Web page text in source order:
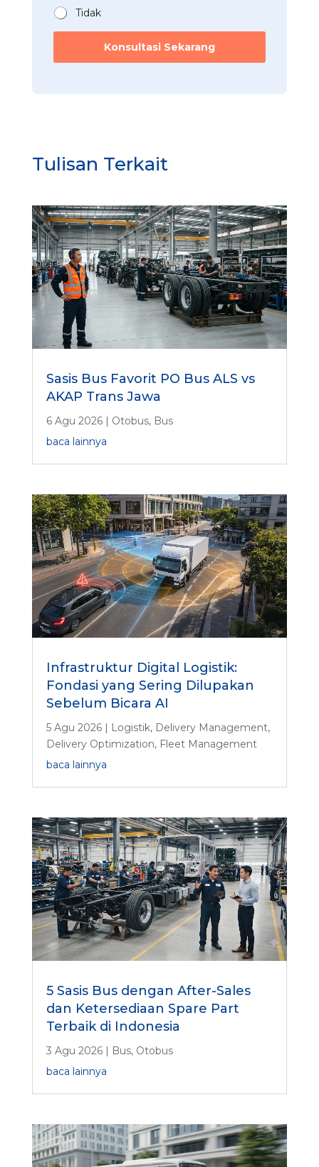
E
a
s
?
Tidak
Konsultasi Sekarang
Tulisan Terkait
Sasis Bus Favorit PO Bus ALS vs
AKAP Trans Jawa
6 Agu 2026| Otobus, Bus
baca lainnya
Infrastruktur Digital Logistik:
Fondasi yang Sering Dilupakan
Sebelum Bicara AI
5 Agu 2026| Logistik, Delivery Management,
Delivery Optimization, Fleet Management
baca lainnya
5 Sasis Bus dengan After-Sales
dan Ketersediaan Spare Part
Terbaik di Indonesia
3 Agu 2026| Bus, Otobus
baca lainnya